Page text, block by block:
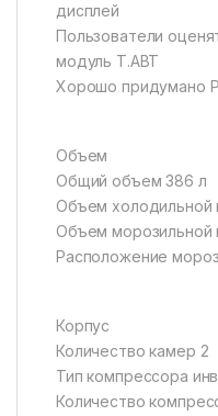
дисплей
Пользователи
модуль T.ABT
Хорошо придумано
Объем
Общий объем 386 л
Объем холодильной
Объем морозильной
Расположение
Корпус
Количество камер 2
Тип компрессора
Количество